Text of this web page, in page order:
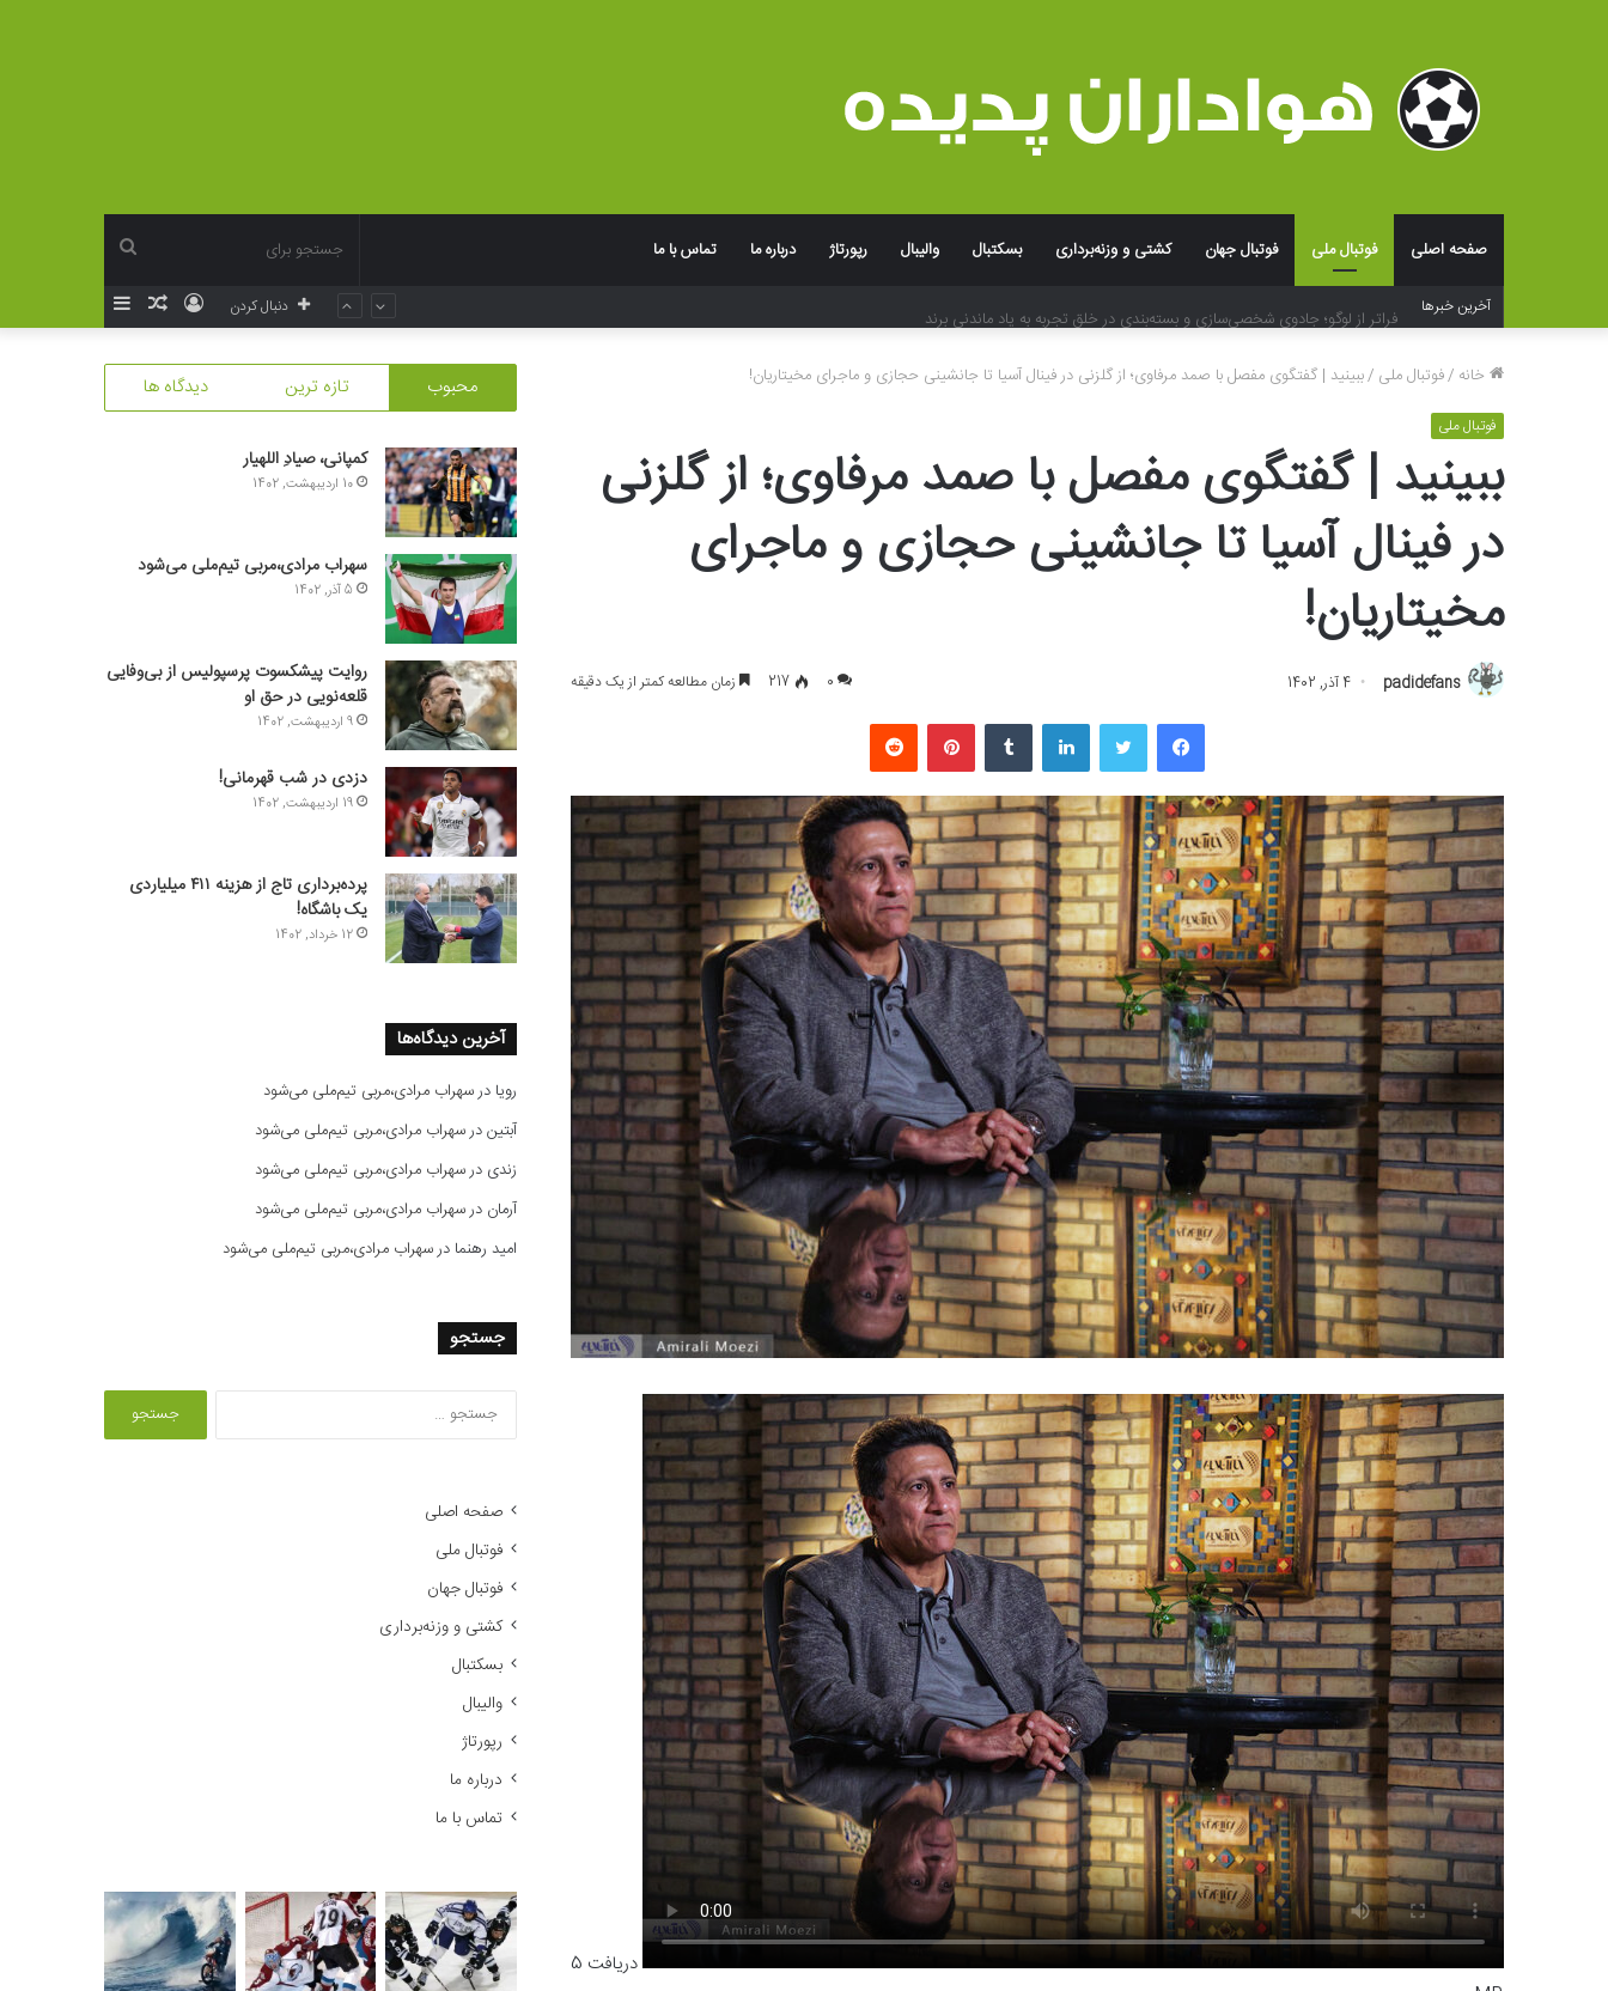
صفحه اصلی فوتبال ملی فوتبال جهان کشتی و وزنه‌برداری بسکتبال والیبال رپورتاژ درباره ما تماس با ما
برای آخرین خبرها فراتر از لوگو؛ جادوی شخصی‌سازی و بسته‌بندی در خلق تجربه به یاد ماندنی برند
نوشته
ورود دنبال کردن
خانه /فوتبال ملی /ببینید | گفتگوی مفصل با صمد مرفاوی؛ از گلزنی در فینال آسیا تا جانشینی حجازی و ماجرای مخیتاریان!
فوتبال ملی
ببینید | گفتگوی مفصل با صمد مرفاوی؛ از گلزنی
در فینال آسیا تا جانشینی حجازی و ماجرای
مخیتاریان!
padidefans 4 آذر, 1402 0
217 زمان مطالعه کمتر از یک دقیقه
فیسبوک لینکداین پینتریست
دریافت 5
محبوب تازه ترین دیدگاه ها
کمپانی، صیادِ اللهیار
10 اردیبهشت, 1402
سهراب مرادی،مربی تیم‌ملی می‌شود
5 آذر, 1402
روایت پیشکسوت پرسپولیس از بی‌وفایی
قلعه‌نویی در حق او
9 اردیبهشت, 1402
دزدی در شب قهرمانی!
19 اردیبهشت, 1402
پرده‌برداری تاج از هزینه ۴۱۱ میلیاردی
یک باشگاه!
12 خرداد, 1402
آخرین دیدگاه‌ها
رویا درسهراب مرادی،مربی تیم‌ملی می‌شود
آبتیندرسهراب مرادی،مربی تیم‌ملی می‌شود
زندی درسهراب مرادی،مربی تیم‌ملی می‌شود
آرمان درسهراب مرادی،مربی تیم‌ملی می‌شود
امید رهنما درسهراب مرادی،مربی تیم‌ملی می‌شود
جستجو
صفحه اصلی
فوتبال ملی
فوتبال جهان
کشتی و وزنه‌برداری
بسکتبال
والیبال
رپورتاژ
درباره ما
تماس با ما